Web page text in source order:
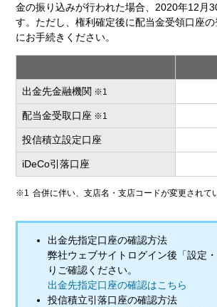
金の振り込みが行われた場合、2020年12月
す。ただし、権利確定後に配当金受領口座
にお手続きください。
出金先金融機関 ※1
配当金受取口座 ※1
投信積立設定口座
iDeCo引落口座
合併に伴い、支店名・支店コードが変更され
出金先指定口座の確認方法
弊社ウェブサイトログイン後「設
りご確認ください。
出金先指定口座の確認はこちら
投信積立引落口座の確認方法